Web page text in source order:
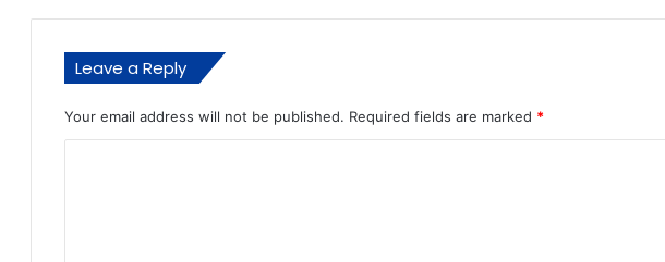
Leave a Reply
Your email address will not be published. Required fields are marked *